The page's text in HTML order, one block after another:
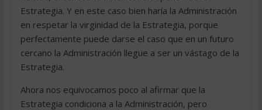
Estrategia. Y en este caso bien haría la Administración
en respetar la virginidad de la Estrategia, porque
perfectamente puede darse el caso que en un futuro
cercano la Administración llegue a ser un vástago de la
Estrategia.
Ahora nos equivocamos poco al afirmar que la
Estrategia condiciona a la Administración, pero